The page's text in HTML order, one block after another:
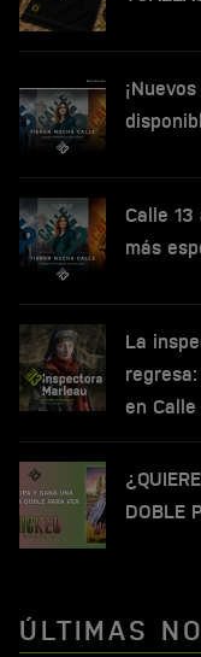
Calle
más
La
en Calle
DOBLE
ÚLTIMAS